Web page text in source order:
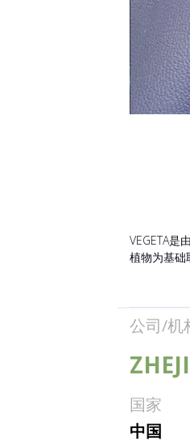
VEGETA是
植物为基础
公司/机
国家
中国